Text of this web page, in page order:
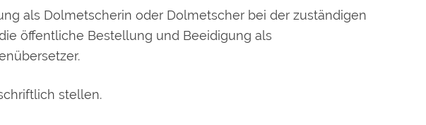
als Dolmetscherin oder Dolmetscher bei der zuständigen
öffentliche Bestellung und Beeidigung als
stellen.